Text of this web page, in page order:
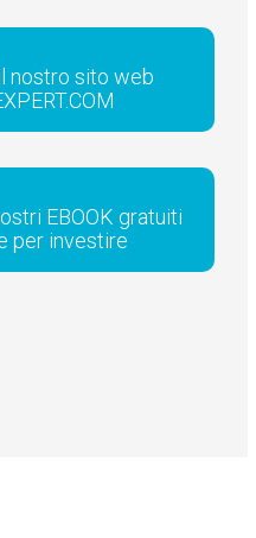
nostro sito web
EBOOK gratuiti
per investire